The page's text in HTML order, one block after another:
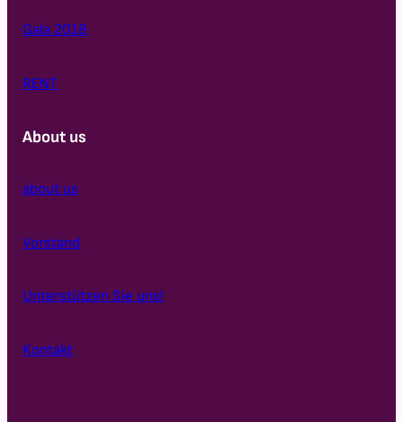
Gala 2018
RENT
About us
about us
Vorstand
Unterstützen Sie uns!
Kontakt